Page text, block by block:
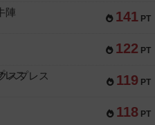
141 PT
陣
122 PT
119 PT
スプレス
118 PT